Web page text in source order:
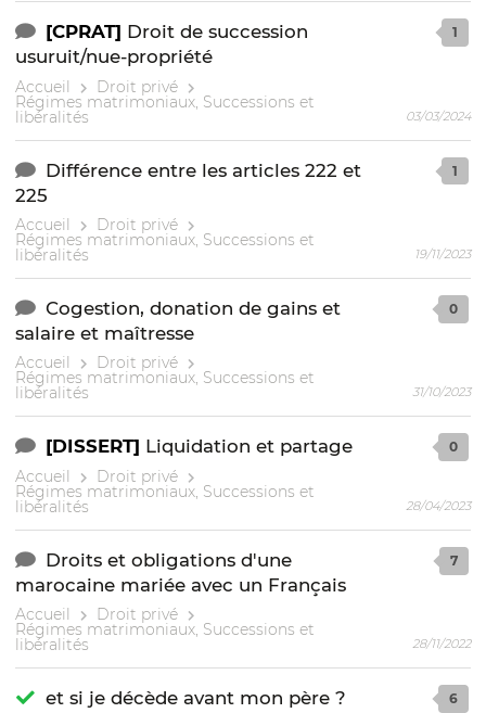
[CPRAT] Droit de succession
usuruit/nue-propriété
Accueil Droit privé
Régimes matrimoniaux, Successions et
libéralités
1
03/03/2024
Différence entre les articles 222 et
225
Accueil Droit privé
Régimes matrimoniaux, Successions et
libéralités
1
19/11/2023
Cogestion, donation de gains et
salaire et maîtresse
Accueil Droit privé
Régimes matrimoniaux, Successions et
libéralités
0
31/10/2023
[DISSERT] Liquidation et partage
Accueil Droit privé
Régimes matrimoniaux, Successions et
libéralités
0
28/04/2023
Droits et obligations d'une
marocaine mariée avec un Français
Accueil Droit privé
Régimes matrimoniaux, Successions et
libéralités
7
28/11/2022
et si je décède avant mon père ? 6